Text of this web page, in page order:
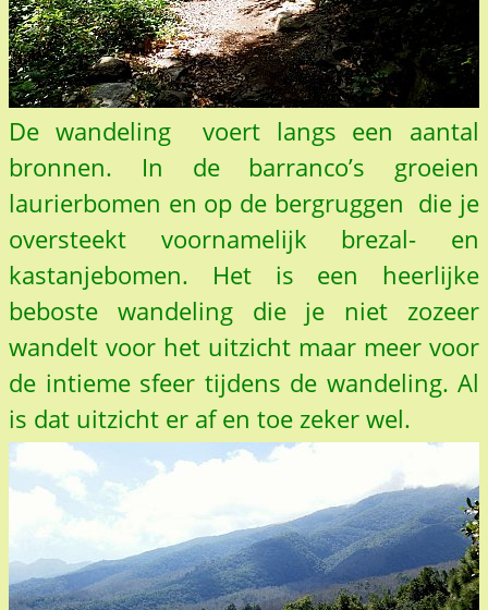
De wandeling voert langs een aantal
bronnen. In de barranco’s groeien
laurierbomen en op de bergruggen die je
oversteekt voornamelijk brezal- en
kastanjebomen. Het is een heerlijke
beboste wandeling die je niet zozeer
wandelt voor het uitzicht maar meer voor
de intieme sfeer tijdens de wandeling. Al
is dat uitzicht er af en toe zeker wel.